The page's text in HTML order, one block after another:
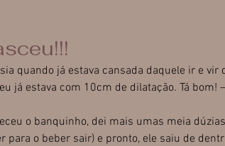
quando já estava cansada daquele ir e vir
já estava com 10cm de dilatação. Tá bom!
o banquinho, dei mais umas meia
para o beber sair) e pronto, ele saiu de